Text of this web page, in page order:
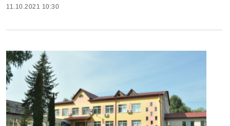
11.10.2021 10:30